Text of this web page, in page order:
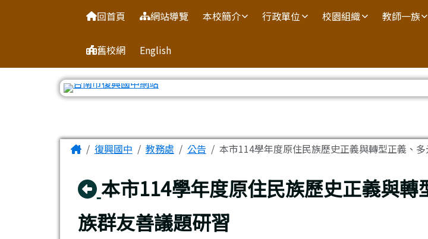
臺南市復興國中網站
回首頁 網站導覽 本校簡介 行政單位 校園組織 教師一族
舊校網 English
主內容區域
Home復興國中 教務處 公告 本市114學年度原住民族歷史正義與轉型正義、
回上頁
本市114學年度原住民族歷史正義與轉
族群友善議題研習
頁尾區域